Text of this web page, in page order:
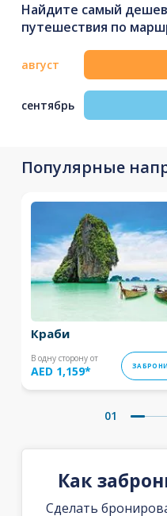
Найдите самый
путешествия по
август
сентябрь
Популярные
Краби
В одну сторону от
AED 1,159*
01
Как
Сделать